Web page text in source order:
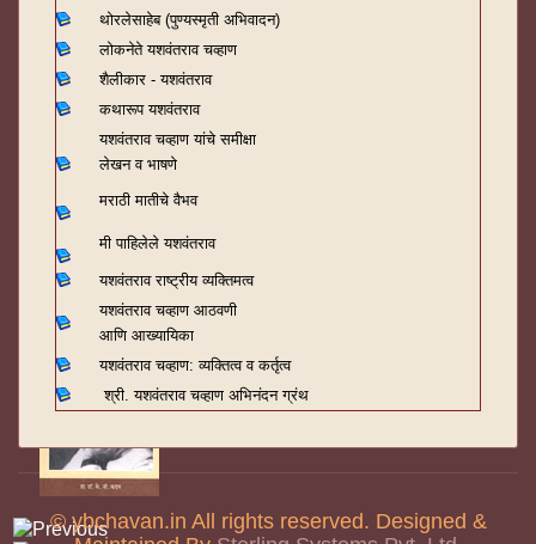
थोरलेसाहेब (पुण्यस्मृती अभिवादन)
लोकनेते यशवंतराव चव्हाण
शैलीकार - यशवंतराव
कथारूप यशवंतराव
यशवंतराव चव्हाण यांचे समीक्षा
लेखन व भाषणे
मराठी मातीचे वैभव
मी पाहिलेले यशवंतराव
यशवंतराव राष्ट्रीय व्यक्तिमत्व
यशवंतराव चव्हाण आठवणी
आणि आख्यायिका
यशवंतराव चव्हाण: व्यक्तित्व व कर्तृत्व
श्री. यशवंतराव चव्हाण अभिनंदन ग्रंथ
© ybchavan.in All rights reserved. Designed &